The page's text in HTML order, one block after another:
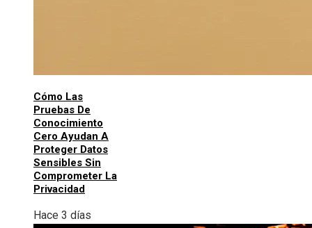
Cómo Las
Pruebas De
Conocimiento
Cero Ayudan A
Proteger Datos
Sensibles Sin
Comprometer La
Privacidad
Hace 3 días